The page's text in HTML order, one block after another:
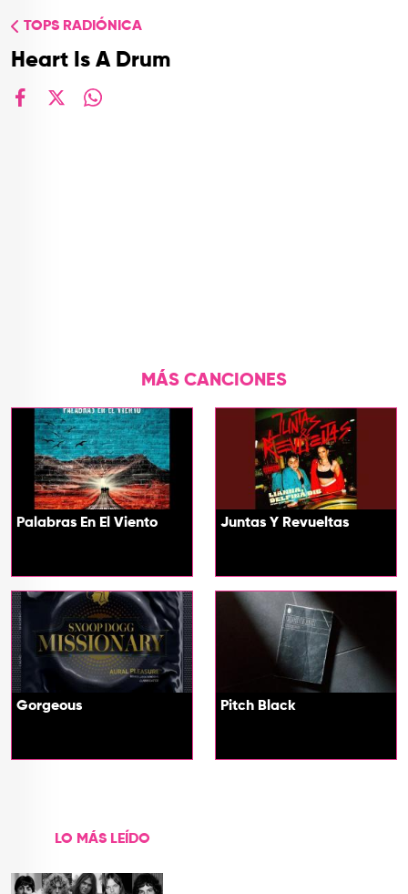
TOPS RADIÓNICA
Heart Is A Drum
MÁS CANCIONES
Palabras En El Viento Juntas Y Revueltas
Gorgeous Pitch Black
LO MÁS LEÍDO